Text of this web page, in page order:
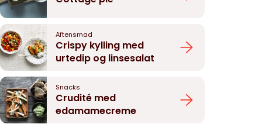
Aftensmad
Crispy kylling med
urtedip og linsesalat
Snacks
Crudité med
edamamecreme